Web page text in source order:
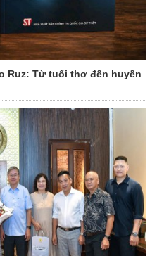
Ruz: Từ tuổi thơ đến huyền